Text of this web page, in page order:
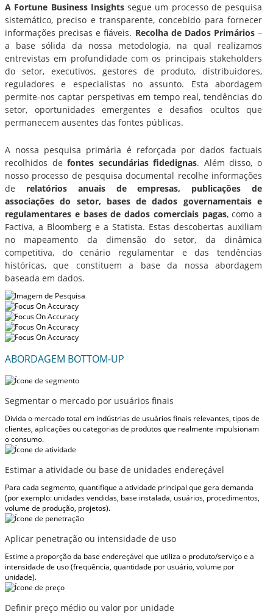
A Fortune Business Insightssegue um processo de pesquisa
sistemático, preciso e transparente, concebido para fornecer
informações precisas e fiáveis. Recolha de Dados Primários–
a base sólida da nossa metodologia, na qual realizamos
entrevistas em profundidade com os principais stakeholders
do setor, executivos, gestores de produto, distribuidores,
reguladores e especialistas no assunto. Esta abordagem
permite-nos captar perspetivas em tempo real, tendências do
setor, oportunidades emergentes e desafios ocultos que
permanecem ausentes das fontes públicas.
A nossa pesquisa primária é reforçada por dados factuais
recolhidos defontes secundárias fidedignas. Além disso, o
nosso processo de pesquisa documental recolhe informações
de relatórios anuais de empresas, publicações de
associações do setor, bases de dados governamentais e
regulamentares e bases de dados comerciais pagas, como a
Factiva, a Bloomberg e a Statista. Estas descobertas auxiliam
no mapeamento da dimensão do setor, da dinâmica
competitiva, do cenário regulamentar e das tendências
históricas, que constituem a base da nossa abordagem
baseada em dados.
ABORDAGEM BOTTOM-UP
Segmentar o mercado por usuários finais
Divida o mercado total em indústrias de usuários finais relevantes, tipos de
clientes, aplicações ou categorias de produtos que realmente impulsionam
o consumo.
Estimar a atividade ou base de unidades endereçável
Para cada segmento, quantifique a atividade principal que gera demanda
(por exemplo: unidades vendidas, base instalada, usuários, procedimentos,
volume de produção, projetos).
Aplicar penetração ou intensidade de uso
Estime a proporção da base endereçável que utiliza o produto/serviço e a
intensidade de uso (frequência, quantidade por usuário, volume por
unidade).
Definir preço médio ou valor por unidade